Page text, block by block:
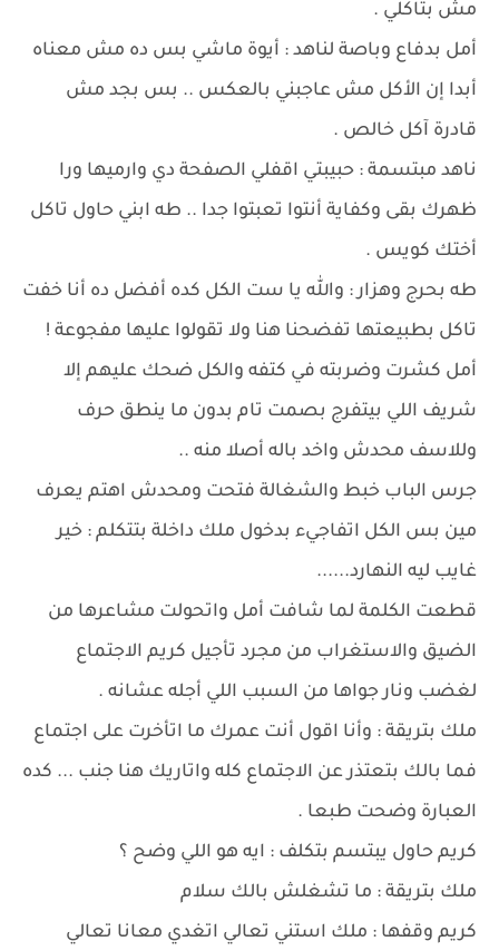
مش بتاكلي .
أمل بدفاع وباصة لناهد : أيوة ماشي بس ده مش معناه
أبدا إن الأكل مش عاجبني بالعكس .. بس بجد مش
قادرة آكل خالص .
ناهد مبتسمة : حبيبتي اقفلي الصفحة دي وارميها ورا
ظهرك بقى وكفاية أنتوا تعبتوا جدا .. طه ابني حاول تاكل
أختك كويس .
طه بحرج وهزار : والله يا ست الكل كده أفضل ده أنا خفت
تاكل بطبيعتها تفضحنا هنا ولا تقولوا عليها مفجوعة !
أمل كشرت وضربته في كتفه والكل ضحك عليهم إلا
شريف اللي بيتفرج بصمت تام بدون ما ينطق حرف
وللاسف محدش واخد باله أصلا منه ..
جرس الباب خبط والشغالة فتحت ومحدش اهتم يعرف
مين بس الكل اتفاجيء بدخول ملك داخلة بتتكلم : خير
غايب ليه النهارد......
قطعت الكلمة لما شافت أمل واتحولت مشاعرها من
الضيق والاستغراب من مجرد تأجيل كريم الاجتماع
لغضب ونار جواها من السبب اللي أجله عشانه .
ملك بتريقة : وأنا اقول أنت عمرك ما اتأخرت على اجتماع
فما بالك بتعتذر عن الاجتماع كله واتاريك هنا جنب ... كده
العبارة وضحت طبعا .
كريم حاول يبتسم بتكلف : ايه هو اللي وضح ؟
ملك بتريقة : ما تشغلش بالك سلام
كريم وقفها : ملك استني تعالي اتغدي معانا تعالي